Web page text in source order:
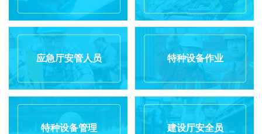
应急厅安管人员 特种设备作业
特种设备管理 建设厅安全员